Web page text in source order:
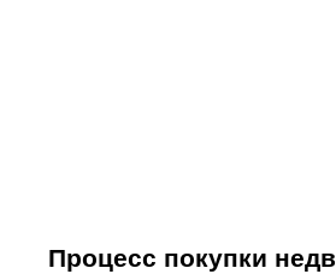
Процесс покупки